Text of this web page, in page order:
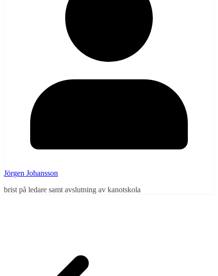
Jörgen Johansson
brist på ledare samt avslutning av kanotskola